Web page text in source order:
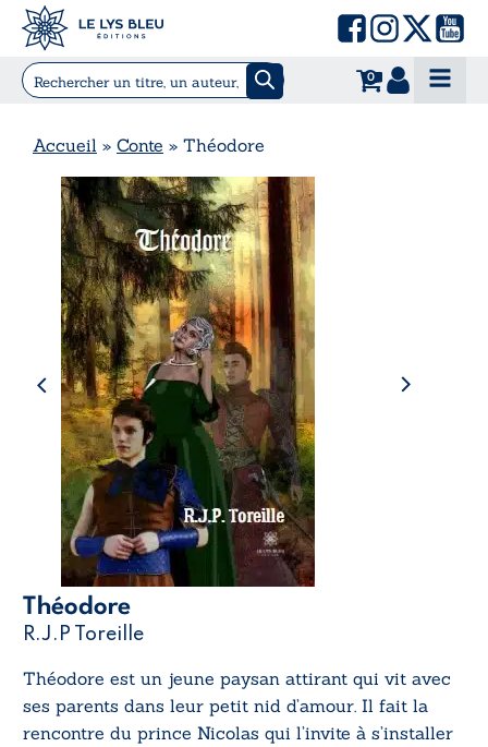
0
Accueil » Conte » Théodore
Théodore
R.J.P Toreille
Théodore est un jeune paysan attirant qui vit avec
ses parents dans leur petit nid d’amour. Il fait la
rencontre du prince Nicolas qui l’invite à s’installer